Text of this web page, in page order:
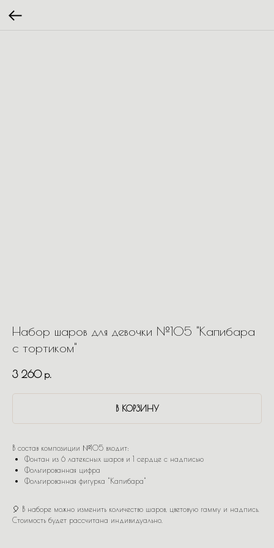
Набор шаров для девочки №105 "Капибара
с тортиком"
3 260 р.
В КОРЗИНУ
В состав композиции №105 входит:
Фонтан из 6 латексных шаров и 1 сердце с надписью
Фольгированная цифра
Фольгированная фигурка "Капибара"
🎈 В наборе можно изменить количество шаров, цветовую гамму и надпись.
Стоимость будет рассчитана индивидуально.